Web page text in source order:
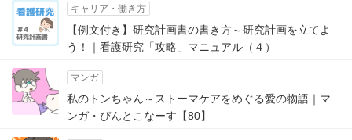
キャリア・働き方
【例文付き】研究計画書の書き方～研究計画を立てよ
う！｜看護研究「攻略」マニュアル（４）
マンガ
私のトンちゃん～ストーマケアをめぐる愛の物語｜マ
ンガ・ぴんとこなーす【80】